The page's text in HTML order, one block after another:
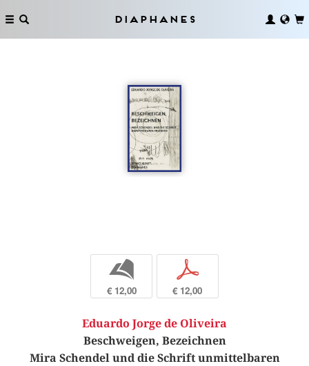
Diaphanes
b
€ 12,00
p
€ 12,00
Eduardo Jorge de Oliveira
Beschweigen, Bezeichnen
Mira Schendel und die Schrift unmittelbaren